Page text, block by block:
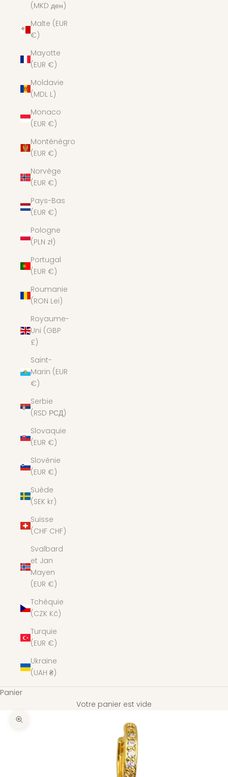
(MKD ден)
Malte (EUR
€)
Mayotte
(EUR €)
Moldavie
(MDL L)
Monaco
(EUR €)
Monténégro
(EUR €)
Norvège
(EUR €)
Pays-Bas
(EUR €)
Pologne
(PLN zł)
Portugal
(EUR €)
Roumanie
(RON Lei)
Royaume-
Uni (GBP
£)
Saint-
Marin (EUR
€)
Serbie
(RSD РСД)
Slovaquie
(EUR €)
Slovénie
(EUR €)
Suède
(SEK kr)
Suisse
(CHF CHF)
Svalbard
et Jan
Mayen
(EUR €)
Tchéquie
(CZK Kč)
Turquie
(EUR €)
Ukraine
(UAH ₴)
Panier
Votre panier est vide
Zoomer sur l'image